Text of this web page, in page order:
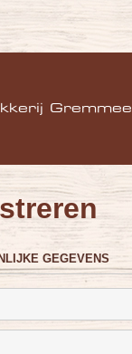
Gremmee
GEGEVENS